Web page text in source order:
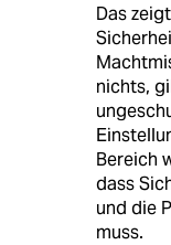
Das
nichts,
Bereich
dass
und die
muss.